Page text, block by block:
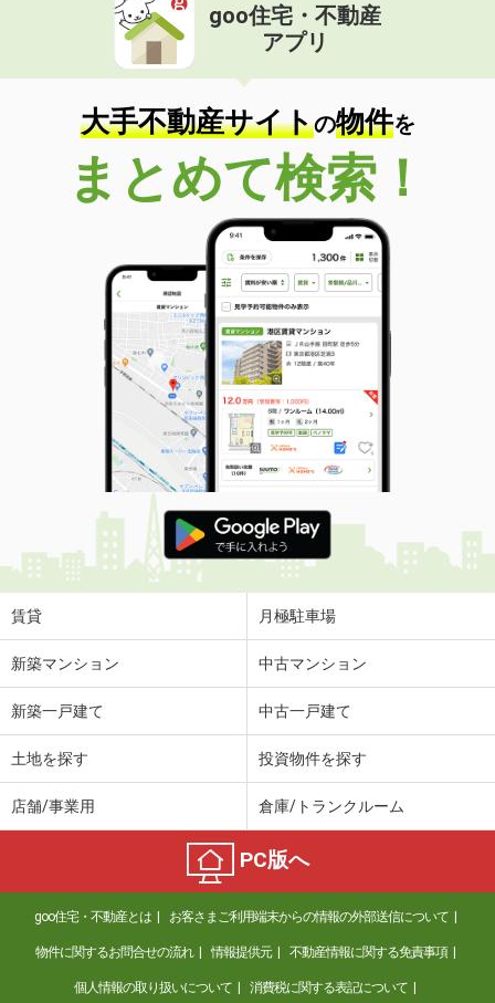
goo住宅・不動産
アプリ
大手不動産サイトの物件を
まとめて検索！
賃貸 月極駐車場
新築マンション 中古マンション
新築一戸建て 中古一戸建て
土地を探す 投資物件を探す
店舗/事業用 倉庫/トランクルーム
PC版へ
goo住宅・不動産とは お客さまご利用端末からの情報の外部送信について
物件に関するお問合せの流れ 情報提供元 不動産情報に関する免責事項
個人情報の取り扱いについて 消費税に関する表記について